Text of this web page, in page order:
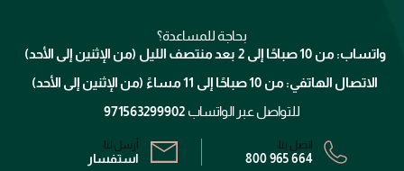
الإرجاع
برنامج الولاء ميوز
الشروط و الأحكام
سياسة الخصوصية
بحاجة للمساعدة؟
واتساب: من 10 صباحًا إلى 2 بعد منتصف الليل (من الإثنين إلى الأحد)
الاتصال الهاتفي: من 10 صباحًا إلى 11 مساءً (من الإثنين إلى الأحد)
للتواصل عبر الواتساب 971563299902
اتصل بنا:
800 965 664
أرسل لنا:
استفسار